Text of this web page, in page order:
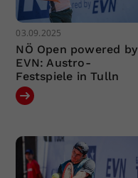
03.09.2025
NÖ Open powered by
EVN: Austro-
Festspiele in Tulln